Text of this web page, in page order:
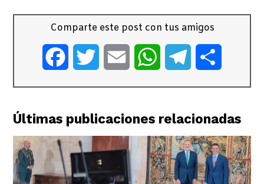
Comparte este post con tus amigos
FacebookTwitter Email WhatsAppTelegram
Últimas publicaciones relacionadas